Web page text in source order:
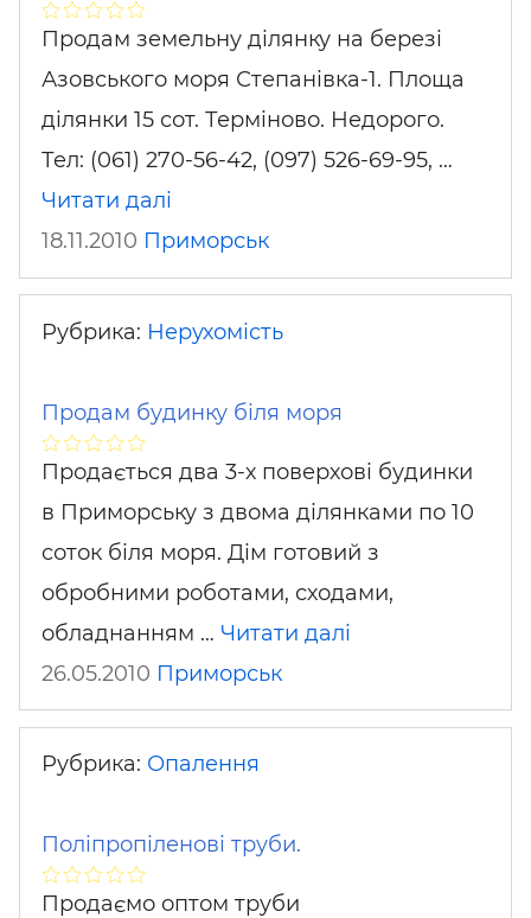
Продам земельну ділянку на березі
Азовського моря Степанівка-1. Площа
ділянки 15 сот. Терміново. Недорого.
Тел: (061) 270-56-42, (097) 526-69-95, …
Читати далі
18.11.2010 Приморськ
Рубрика: Нерухомість
Продам будинку біля моря
Продається два 3-х поверхові будинки
в Приморську з двома ділянками по 10
соток біля моря. Дім готовий з
обробними роботами, сходами,
обладнанням … Читати далі
26.05.2010 Приморськ
Рубрика: Опалення
Поліпропіленові труби.
Продаємо оптом труби